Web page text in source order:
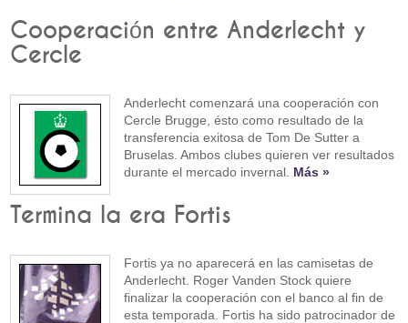
Cooperación entre Anderlecht y
Cercle
Anderlecht comenzará una cooperación con
Cercle Brugge, ésto como resultado de la
transferencia exitosa de Tom De Sutter a
Bruselas. Ambos clubes quieren ver resultados
durante el mercado invernal. Más »
Termina la era Fortis
Fortis ya no aparecerá en las camisetas de
Anderlecht. Roger Vanden Stock quiere
finalizar la cooperación con el banco al fin de
esta temporada. Fortis ha sido patrocinador de